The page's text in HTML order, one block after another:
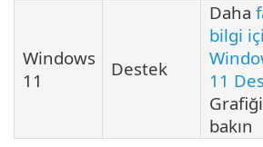
Windows
11
Destek
Daha
bilgi
11
bakın